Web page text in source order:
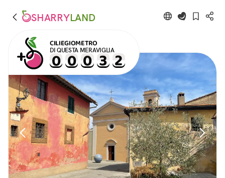
SHARRYLAND
CILIEGIOMETRO
DI QUESTA MERAVIGLIA